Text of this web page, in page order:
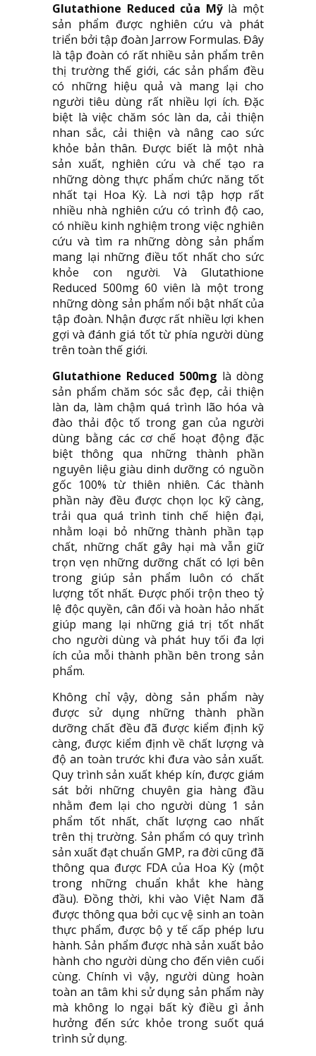
Glutathione Reduced của Mỹlà một
sản phẩm được nghiên cứu và phát
triển bởi tập đoàn Jarrow Formulas. Đây
là tập đoàn có rất nhiều sản phẩm trên
thị trường thế giới, các sản phẩm đều
có những hiệu quả và mang lại cho
người tiêu dùng rất nhiều lợi ích. Đặc
biệt là việc chăm sóc làn da, cải thiện
nhan sắc, cải thiện và nâng cao sức
khỏe bản thân. Được biết là một nhà
sản xuất, nghiên cứu và chế tạo ra
những dòng thực phẩm chức năng tốt
nhất tại Hoa Kỳ. Là nơi tập hợp rất
nhiều nhà nghiên cứu có trình độ cao,
có nhiều kinh nghiệm trong việc nghiên
cứu và tìm ra những dòng sản phẩm
mang lại những điều tốt nhất cho sức
khỏe con người. Và Glutathione
Reduced 500mg 60 viên là một trong
những dòng sản phẩm nổi bật nhất của
tập đoàn. Nhận được rất nhiều lợi khen
gợi và đánh giá tốt từ phía người dùng
trên toàn thế giới.
Glutathione Reduced 500mg là dòng
sản phẩm chăm sóc sắc đẹp, cải thiện
làn da, làm chậm quá trình lão hóa và
đào thải độc tố trong gan của người
dùng bằng các cơ chế hoạt động đặc
biệt thông qua những thành phần
nguyên liệu giàu dinh dưỡng có nguồn
gốc 100% từ thiên nhiên. Các thành
phần này đều được chọn lọc kỹ càng,
trải qua quá trình tinh chế hiện đại,
nhằm loại bỏ những thành phần tạp
chất, những chất gây hại mà vẫn giữ
trọn vẹn những dưỡng chất có lợi bên
trong giúp sản phẩm luôn có chất
lượng tốt nhất. Được phối trộn theo tỷ
lệ độc quyền, cân đối và hoàn hảo nhất
giúp mang lại những giá trị tốt nhất
cho người dùng và phát huy tối đa lợi
ích của mỗi thành phần bên trong sản
phẩm.
Không chỉ vậy, dòng sản phẩm này
được sử dụng những thành phần
dưỡng chất đều đã được kiểm định kỹ
càng, được kiểm định về chất lượng và
độ an toàn trước khi đưa vào sản xuất.
Quy trình sản xuất khép kín, được giám
sát bởi những chuyên gia hàng đầu
nhằm đem lại cho người dùng 1 sản
phẩm tốt nhất, chất lượng cao nhất
trên thị trường. Sản phẩm có quy trình
sản xuất đạt chuẩn GMP, ra đời cũng đã
thông qua được FDA của Hoa Kỳ (một
trong những chuẩn khắt khe hàng
đầu). Đồng thời, khi vào Việt Nam đã
được thông qua bởi cục vệ sinh an toàn
thực phẩm, được bộ y tế cấp phép lưu
hành. Sản phẩm được nhà sản xuất bảo
hành cho người dùng cho đến viên cuối
cùng. Chính vì vậy, người dùng hoàn
toàn an tâm khi sử dụng sản phẩm này
mà không lo ngại bất kỳ điều gì ảnh
hưởng đến sức khỏe trong suốt quá
trình sử dụng.